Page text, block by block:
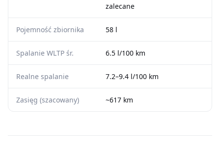
zalecane
Pojemność zbiornika 58 l
Spalanie WLTP śr. 6.5 l/100 km
Realne spalanie 7.2–9.4 l/100 km
Zasięg (szacowany) ~617 km